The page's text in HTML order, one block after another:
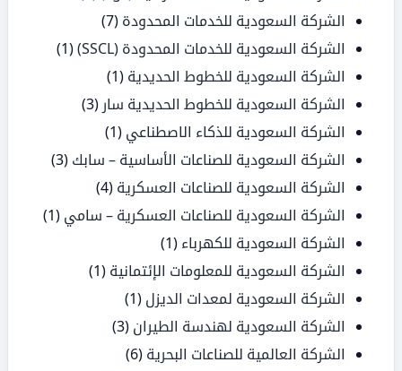
الشركة السعودية للخدمات المحدودة (7)
الشركة السعودية للخدمات المحدودة (SSCL)
(1)
الشركة السعودية للخطوط الحديدية (1)
الشركة السعودية للخطوط الحديدية سار (3)
الشركة السعودية للذكاء الاصطناعي (1)
الشركة السعودية للصناعات الأساسية – سابك (3)
الشركة السعودية للصناعات العسكرية (4)
الشركة السعودية للصناعات العسكرية – سامي (1)
الشركة السعودية للكهرباء (1)
الشركة السعودية للمعلومات الإئتمانية (1)
الشركة السعودية لمعدات الديزل (1)
الشركة السعودية لهندسة الطيران (3)
الشركة العالمية للصناعات البحرية (6)